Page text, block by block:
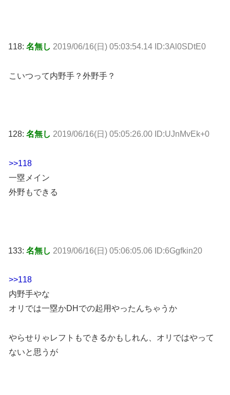
118: 名無し 2019/06/16(日) 05:03:54.14 ID:3Al0SDtE0
こいつって内野手？外野手？
128: 名無し 2019/06/16(日) 05:05:26.00 ID:UJnMvEk+0
>>118
一塁メイン
外野もできる
133: 名無し 2019/06/16(日) 05:06:05.06 ID:6Ggfkin20
>>118
内野手やな
オリでは一塁かDHでの起用やったんちゃうか
やらせりゃレフトもできるかもしれん、オリではやって
ないと思うが